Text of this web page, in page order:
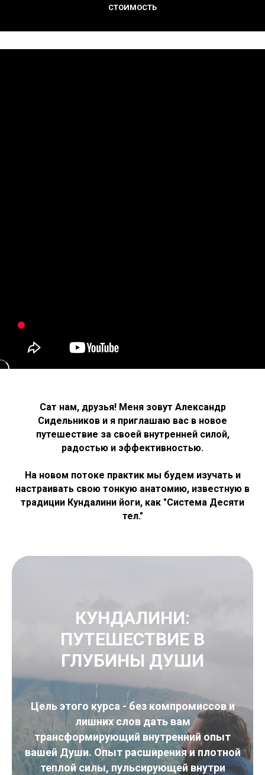
СТОИМОСТЬ
Сат нам, друзья! Меня зовут Александр
Сидельников и я приглашаю вас в новое
путешествие за своей внутренней силой,
радостью и эффективностью.
На новом потоке практик мы будем изучать и
настраивать свою тонкую анатомию, известную в
традиции Кундалини йоги, как "Система Десяти
тел."
КУНДАЛИНИ:
ПУТЕШЕСТВИЕ В
ГЛУБИНЫ ДУШИ
Цель этого курса - без компромиссов и
лишних слов дать вам
трансформирующий внутренний опыт
вашей Души. Опыт расширения и плотной
теплой силы, пульсирующей внутри